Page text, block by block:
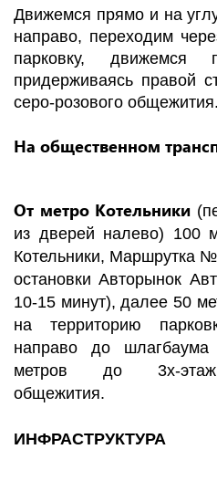
Движемся прямо и на
направо, переходим
парковку,
придерживаясь правой
серо-розового общежития.
На общественном
От метро Котельники
из дверей налево) 100
Котельники, Маршрутка
остановки Авторынок
10-15 минут), далее 50
на территорию
направо до
метров до 3х-
общежития.
ИНФРАСТРУКТУРА